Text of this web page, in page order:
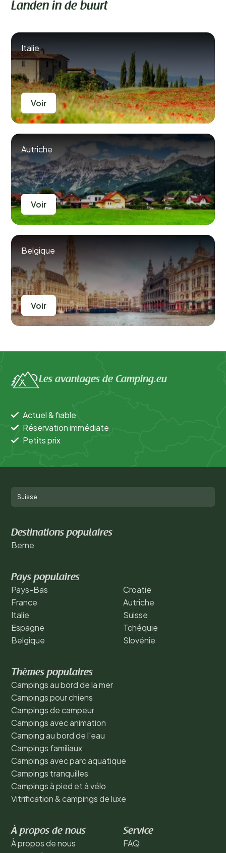
Landen in de buurt
Italie
Voir
Autriche
Voir
Belgique
Voir
Les avantages de Camping.eu
Actuel & fiable
Réservation immédiate
Petits prix
Suisse
Destinations populaires
Berne
Pays populaires
Pays-Bas
France
Italie
Espagne
Belgique
Croatie
Autriche
Suisse
Tchéquie
Slovénie
Thèmes populaires
Campings au bord de la mer
Campings pour chiens
Campings de campeur
Campings avec animation
Camping au bord de l'eau
Campings familiaux
Campings avec parc aquatique
Campings tranquilles
Campings à pied et à vélo
Vitrification & campings de luxe
À propos de nous
À propos de nous
Service
FAQ